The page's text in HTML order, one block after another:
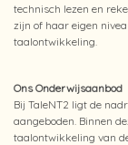
technisch lezen en
zijn of haar eigen
taalontwikkeling.
Ons Onderwijsaanbod
Bij TaleNT2 ligt de
aangeboden. Binnen
taalontwikkeling van